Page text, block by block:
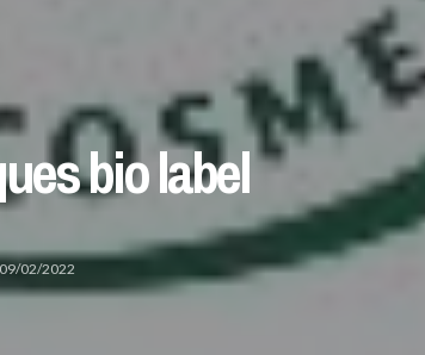
bio label
09/02/2022